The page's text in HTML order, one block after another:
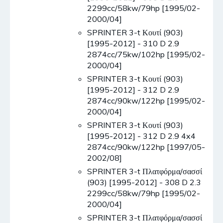
2299cc/58kw/79hp [1995/02-
2000/04]
SPRINTER 3-t Κουτί (903)
[1995-2012] - 310 D 2.9
2874cc/75kw/102hp [1995/02-
2000/04]
SPRINTER 3-t Κουτί (903)
[1995-2012] - 312 D 2.9
2874cc/90kw/122hp [1995/02-
2000/04]
SPRINTER 3-t Κουτί (903)
[1995-2012] - 312 D 2.9 4x4
2874cc/90kw/122hp [1997/05-
2002/08]
SPRINTER 3-t Πλατφόρμα/σασσί
(903) [1995-2012] - 308 D 2.3
2299cc/58kw/79hp [1995/02-
2000/04]
SPRINTER 3-t Πλατφόρμα/σασσί